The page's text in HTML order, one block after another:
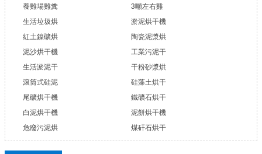
養雞場雞糞
3噸左右雞
生活垃圾烘
淤泥烘干機
紅土鎳礦烘
陶瓷泥漿烘
泥沙烘干機
工業污泥干
生活淤泥干
干粉砂漿烘
滾筒式硅泥
硅藻土烘干
尾礦烘干機
鐵礦石烘干
白泥烘干機
泥餅烘干機
危廢污泥烘
煤矸石烘干